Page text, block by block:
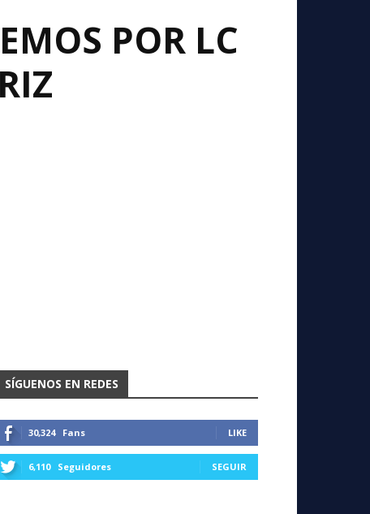
POR LC
SÍGUENOS EN REDES
30,324 Fans LIKE
6,110 Seguidores SEGUIR